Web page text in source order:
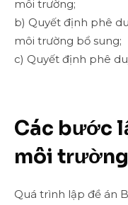
môi trường;
b) Quyết định phê
môi trường bổ sung;
c) Quyết định phê
Các bước
môi trường
Quá trình lập đề án